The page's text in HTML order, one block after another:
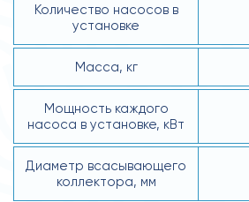
Количество насосов в
установке
Масса, кг
Мощность каждого
насоса в установке, кВт
Диаметр всасывающего
коллектора, мм